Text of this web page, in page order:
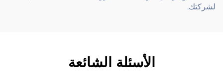
لشركتك.
الأسئلة الشائعة